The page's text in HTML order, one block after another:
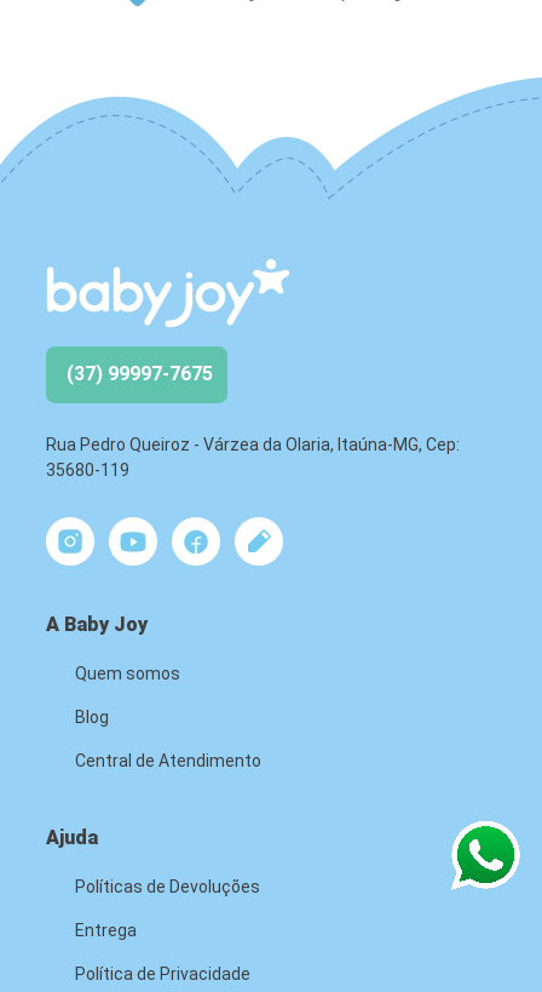
(37) 99997-7675
Rua Pedro Queiroz - Várzea da Olaria, Itaúna-MG, Cep:
35680-119
A Baby Joy
Quem somos
Blog
Central de Atendimento
Ajuda
Políticas de Devoluções
Entrega
Política de Privacidade